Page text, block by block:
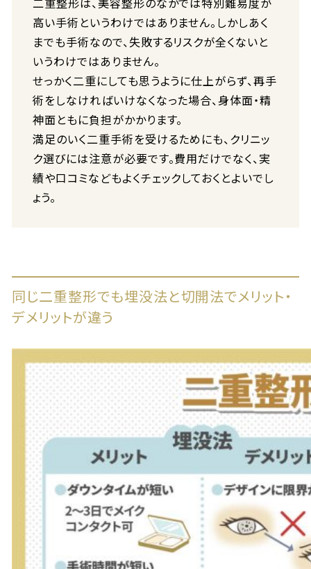
高い手術というわけではありません。しかしあく
までも手術なので、失敗するリスクが全くないと
いうわけではありません。
せっかく二重にしても思うように仕上がらず、再手
術をしなければいけなくなった場合、身体面・精
神面ともに負担がかかります。
満足のいく二重手術を受けるためにも、クリニッ
ク選びには注意が必要です。費用だけでなく、実
績や口コミなどもよくチェックしておくとよいでし
ょう。
同じ二重整形でも埋没法と切開法でメリット・
デメリットが違う